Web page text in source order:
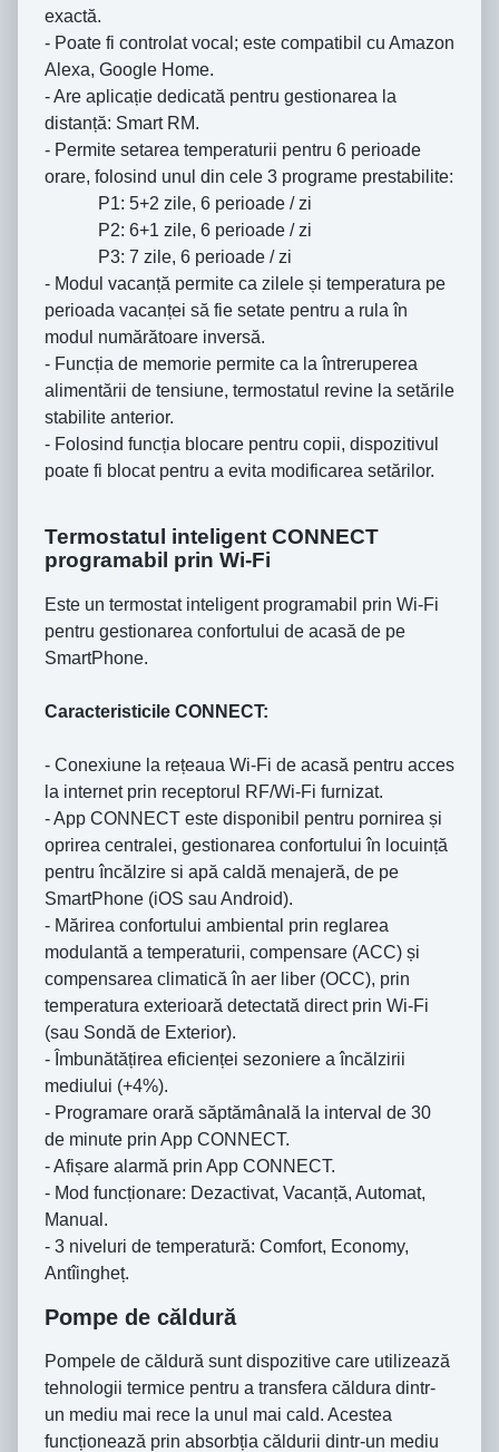
exactă.
- Poate fi controlat vocal; este compatibil cu Amazon
Alexa, Google Home.
- Are aplicație dedicată pentru gestionarea la
distanță: Smart RM.
- Permite setarea temperaturii pentru 6 perioade
orare, folosind unul din cele 3 programe prestabilite:
P1: 5+2 zile, 6 perioade / zi
P2: 6+1 zile, 6 perioade / zi
P3: 7 zile, 6 perioade / zi
- Modul vacanță permite ca zilele și temperatura pe
perioada vacanței să fie setate pentru a rula în
modul numărătoare inversă.
- Funcția de memorie permite ca la întreruperea
alimentării de tensiune, termostatul revine la setările
stabilite anterior.
- Folosind funcția blocare pentru copii, dispozitivul
poate fi blocat pentru a evita modificarea setărilor.
Termostatul inteligent CONNECT
programabil prin Wi-Fi
Este un termostat inteligent programabil prin Wi-Fi
pentru gestionarea confortului de acasă de pe
SmartPhone.
Caracteristicile CONNECT:
- Conexiune la rețeaua Wi-Fi de acasă pentru acces
la internet prin receptorul RF/Wi-Fi furnizat.
- App CONNECT este disponibil pentru pornirea și
oprirea centralei, gestionarea confortului în locuință
pentru încălzire si apă caldă menajeră, de pe
SmartPhone (iOS sau Android).
- Mărirea confortului ambiental prin reglarea
modulantă a temperaturii, compensare (ACC) și
compensarea climatică în aer liber (OCC), prin
temperatura exterioară detectată direct prin Wi-Fi
(sau Sondă de Exterior).
- Îmbunătățirea eficienței sezoniere a încălzirii
mediului (+4%).
- Programare orară săptămânală la interval de 30
de minute prin App CONNECT.
- Afișare alarmă prin App CONNECT.
- Mod funcționare: Dezactivat, Vacanță, Automat,
Manual.
- 3 niveluri de temperatură: Comfort, Economy,
Antîingheț.
Pompe de căldură
Pompele de căldură sunt dispozitive care utilizează
tehnologii termice pentru a transfera căldura dintr-
un mediu mai rece la unul mai cald. Acestea
funcționează prin absorbția căldurii dintr-un mediu